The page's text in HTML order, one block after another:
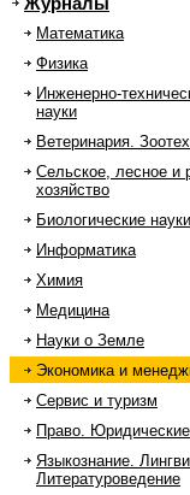
Математика
Физика
Инженерно-
науки
Ветеринария.
Сельское, лесное и
хозяйство
Биологические науки
Информатика
Химия
Медицина
Науки о Земле
Экономика и
Сервис и туризм
Право.
Языкознание.
Литературоведение